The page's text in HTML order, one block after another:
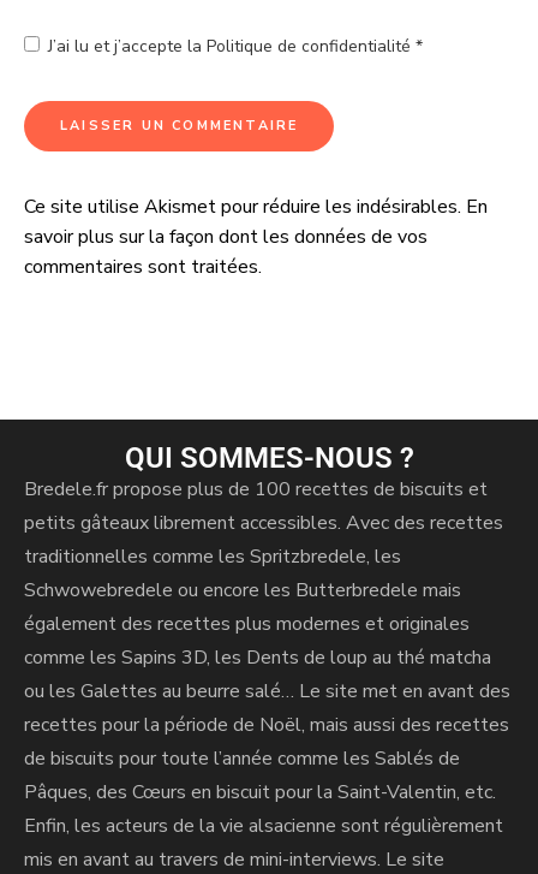
J’ai lu et j’accepte la Politique de confidentialité *
A
l
t
t
v
:
Ce site utilise Akismet pour réduire les indésirables. En
savoir plus sur la façon dont les données de vos
commentaires sont traitées.
QUI SOMMES-NOUS ?
Bredele.fr propose plus de 100 recettes de biscuits et
petits gâteaux librement accessibles. Avec des recettes
traditionnelles comme les Spritzbredele, les
Schwowebredele ou encore les Butterbredele mais
également des recettes plus modernes et originales
comme les Sapins 3D, les Dents de loup au thé matcha
ou les Galettes au beurre salé… Le site met en avant des
recettes pour la période de Noël, mais aussi des recettes
de biscuits pour toute l’année comme les Sablés de
Pâques, des Cœurs en biscuit pour la Saint-Valentin, etc.
Enfin, les acteurs de la vie alsacienne sont régulièrement
mis en avant au travers de mini-interviews. Le site